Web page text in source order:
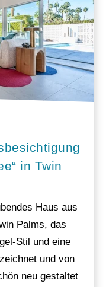
in Twin
Haus aus
Palms, das
Stil und eine
und von
neu gestaltet